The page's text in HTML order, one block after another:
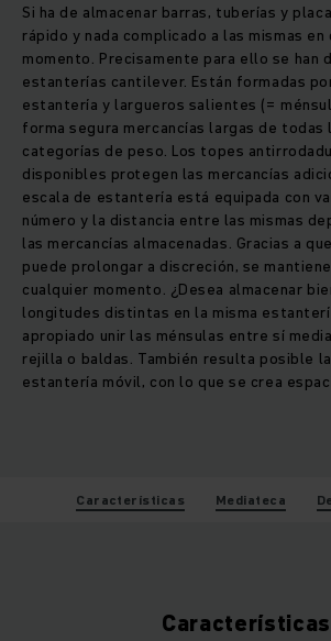
Si ha de almacenar barras, tuberías y
rápido y nada complicado a las mismas en
momento. Precisamente para ello se han
estanterías cantilever. Están formadas
estantería y largueros salientes (=
forma segura mercancías largas de
categorías de peso. Los topes
disponibles protegen las mercancías
escala de estantería está equipada con
número y la distancia entre las mismas
las mercancías almacenadas. Gracias a
puede prolongar a discreción, se
cualquier momento. ¿Desea almacenar
longitudes distintas en la misma
apropiado unir las ménsulas entre sí
rejilla o baldas. También resulta posible
estantería móvil, con lo que se crea
Características Mediateca
Características